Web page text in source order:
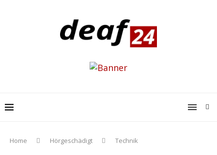
Home Hörgeschädigt Technik